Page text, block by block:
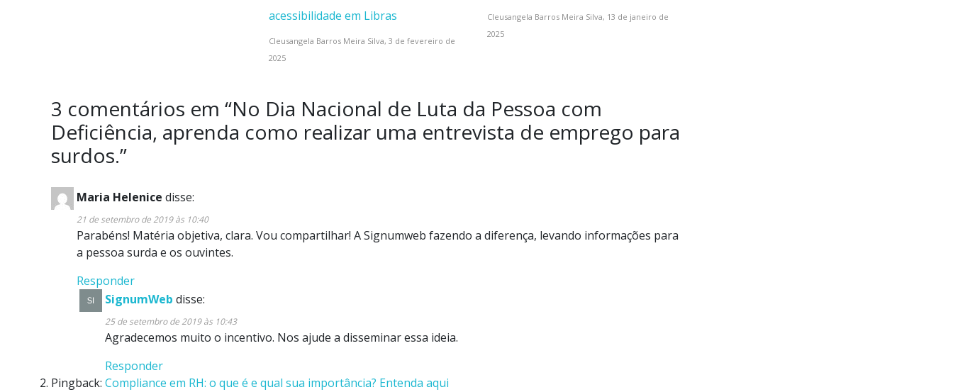
acessibilidade em Libras
Cleusangela Barros Meira Silva,3 de fevereiro de
2025
Cleusangela Barros Meira Silva, 13 de janeiro de
2025
3 comentários em “No Dia Nacional de Luta da Pessoa com
Deficiência, aprenda como realizar uma entrevista de emprego para
surdos.”
Maria Helenice disse:
21 de setembro de 2019 às 10:40
Parabéns! Matéria objetiva, clara. Vou compartilhar! A Signumweb fazendo a diferença, levando informações para
a pessoa surda e os ouvintes.
Responder
SignumWeb disse:
25 de setembro de 2019 às 10:43
Agradecemos muito o incentivo. Nos ajude a disseminar essa ideia.
Responder
Pingback: Compliance em RH: o que é e qual sua importância? Entenda aqui